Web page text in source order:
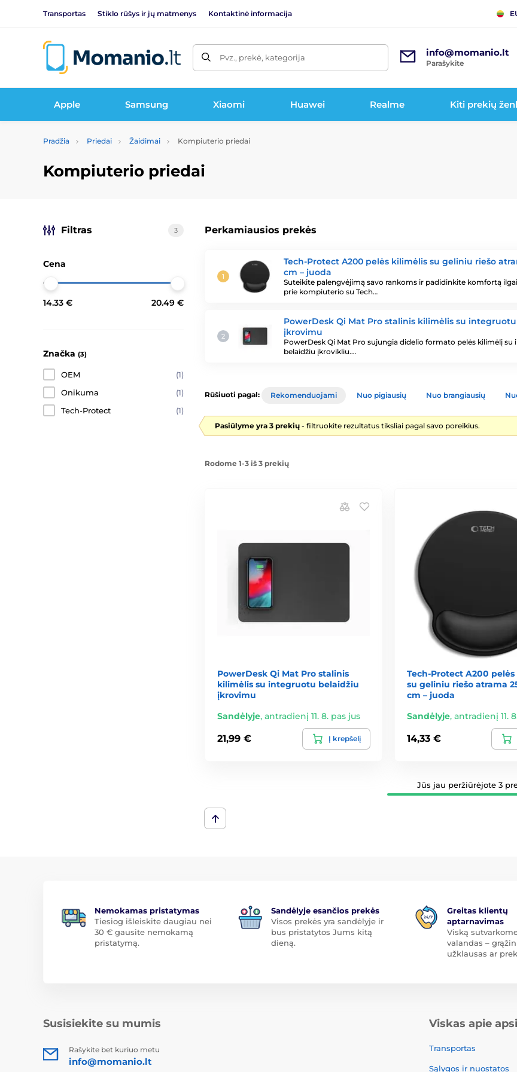
Transportas Stiklo rūšys ir jų matmenys Kontaktinė informacija
Pvz., prekė, kategorija info@momanio.lt
Parašykite
Apple Samsung Xiaomi Huawei Realme Kiti prekių
Pradžia Priedai Žaidimai Kompiuterio priedai
Kompiuterio priedai
Perkamiausios prekės
Tech-Protect A200 pelės kilimėlis su geliniu riešo
cm – juoda
Suteikite palengvėjimą savo rankoms ir padidinkite komfortą
prie kompiuterio su Tech…
PowerDesk Qi Mat Pro stalinis kilimėlis su
įkrovimu
PowerDesk Qi Mat Pro sujungia didelio formato pelės kilimėlį su
belaidžiu įkrovikliu.…
Filtras 3
Cena
14.33 € 20.49 €
Značka (3)
OEM
(1)
Onikuma
(1)
Tech-Protect
(1)
Rūšiuoti pagal: Rekomenduojami Nuo pigiausių Nuo brangiausių
Pasiūlyme yra 3 prekių - filtruokite rezultatus tiksliai pagal savo poreikius.
Rodome 1-3 iš 3 prekių
PowerDesk Qi Mat Pro stalinis
kilimėlis su integruotu belaidžiu
įkrovimu
Sandėlyje, antradienį 11. 8. pas jus
21,99 € Į krepšelį
Tech-Protect A200
su geliniu riešo atrama
cm – juoda
Sandėlyje, antradienį 11.
14,33 €
Jūs jau peržiūrėjote 3
Nemokamas pristatymas
Tiesiog išleiskite daugiau nei
30 € gausite nemokamą
pristatymą.
Sandėlyje esančios prekės
Visos prekės yra sandėlyje ir
bus pristatytos Jums kitą
dieną.
Greitas klientų
aptarnavimas
Viską
valandas –
užklausas ar
Susisiekite su mumis
Rašykite bet kuriuo metu
info@momanio.lt
Viskas apie
Transportas
Sąlygos ir nuostatos